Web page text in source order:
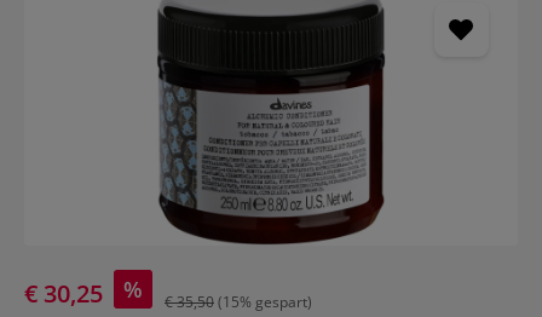
€ 30,25 % € 35,50(15% gespart)